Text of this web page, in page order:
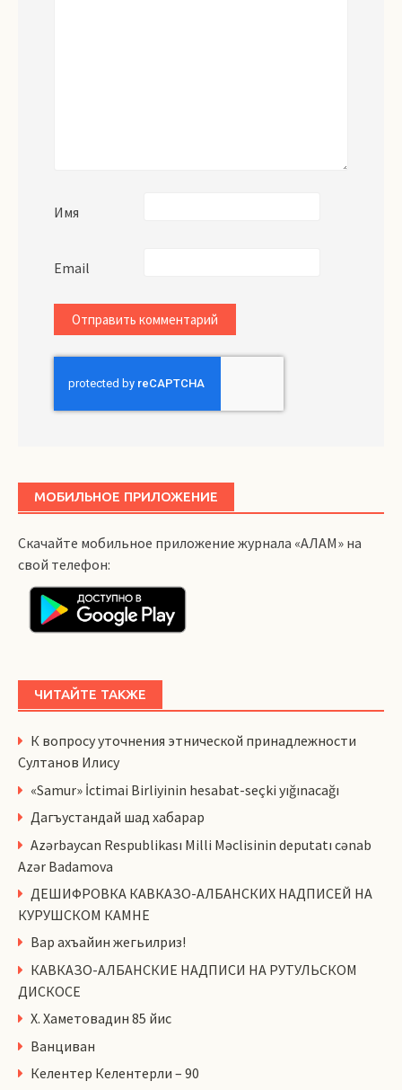
Имя
Email
МОБИЛЬНОЕ ПРИЛОЖЕНИЕ
Скачайте мобильное приложение журнала «АЛАМ» на
свой телефон:
ЧИТАЙТЕ ТАКЖЕ
К вопросу уточнения этнической принадлежности
Султанов Илису
«Samur» İctimai Birliyinin hesabat-seçki yığınacağı
Дагъустандай шад хабарар
Azərbaycan Respublikası Milli Məclisinin deputatı cənab
Azər Badamova
ДЕШИФРОВКА КАВКАЗО-АЛБАНСКИХ НАДПИСЕЙ НА
КУРУШСКОМ КАМНЕ
Вар ахъайин жегьилриз!
КАВКАЗО-АЛБАНСКИЕ НАДПИСИ НА РУТУЛЬСКОМ
ДИСКОСЕ
Х. Хаметовадин 85 йис
Ванциван
Келентер Келентерли – 90